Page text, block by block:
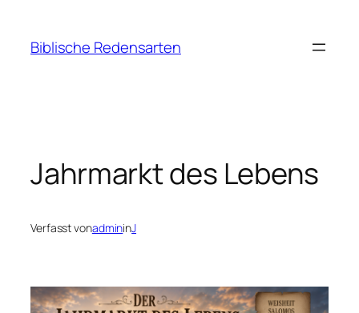
springen
Biblische Redensarten
Jahrmarkt des Lebens
Verfasst vonadmininJ